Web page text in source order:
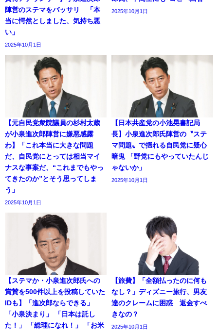
陣営のステマをバッサリ 「本
当に愕然としました、気持ち悪
い」
2025年10月1日
2025年10月1日
【元自民党衆院議員の杉村太蔵
が小泉進次郎陣営に嫌悪感露
わ】「これ本当に大きな問題
だ、自民党にとっては相当マイ
ナスな事案だ、“これまでもやっ
てきたのか”とそう思ってしま
う」
2025年10月1日
【日本共産党の小池晃書記局
長】小泉進次郎氏陣営の〝ステ
マ問題〟で揺れる自民党に疑心
暗鬼 「野党にもやっていたんじ
ゃないか」
2025年10月1日
【ステマか・小泉進次郎氏への
賞賛を500件以上を投稿していた
IDも】「進次郎ならできる」
「小泉決まり」 「日本は託し
た！」 「総理になれ！」 「お米
【旅費】「全額払ったのに何も
なし？」ディズニー旅行、男友
達のクレームに困惑 返金すべ
きなの？
2025年10月1日